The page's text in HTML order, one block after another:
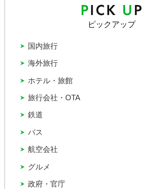
ピックアップ
グルメ
バス
ホテル・旅館
国内旅行
政府・官庁
旅行会社・OTA
海外旅行
航空会社
鉄道